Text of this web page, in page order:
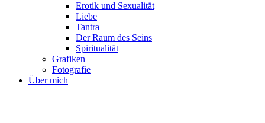
Erotik und Sexualität
Liebe
Tantra
Der Raum des Seins
Spiritualität
Grafiken
Fotografie
Über mich